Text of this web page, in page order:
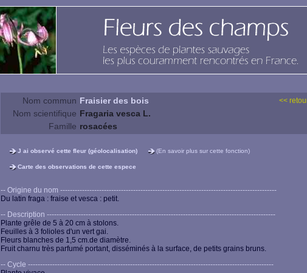
Nom commun Fraisier des bois <<
Nom scientifique Fragaria vesca L.
Famille rosacées
J ai observé cette fleur (géolocalisation) (En savoir plus sur cette fonction)
Carte des observations de cette espece
-- Origine du nom -----------------------------------------------------------------------------------------
Du latin fraga : fraise et vesca : petit.
-- Description ----------------------------------------------------------------------------------------------
Plante grêle de 5 à 20 cm à stolons.
Feuilles à 3 folioles d'un vert gai.
Fleurs blanches de 1,5 cm.de diamètre.
Fruit charnu très parfumé portant, disséminés à la surface, de petits grains bruns.
-- Cycle -----------------------------------------------------------------------------------------------------